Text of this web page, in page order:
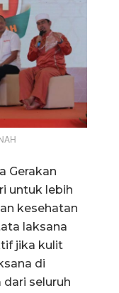
Gerakan
untuk lebih
kesehatan
laksana
jika kulit
di
seluruh